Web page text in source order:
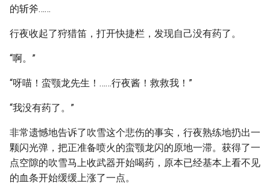
的斩斧……
行夜收起了狩猎笛，打开快捷栏，发现自己没有药了。
“啊。”
“呀喵！蛮颚龙先生！……行夜酱！救救我！”
“我没有药了。”
非常遗憾地告诉了吹雪这个悲伤的事实，行夜熟练地扔出一
颗闪光弹，把正准备喷火的蛮颚龙闪的原地一滞。获得了一
点空隙的吹雪马上收武器开始喝药，原本已经基本上看不见
的血条开始缓缓上涨了一点。